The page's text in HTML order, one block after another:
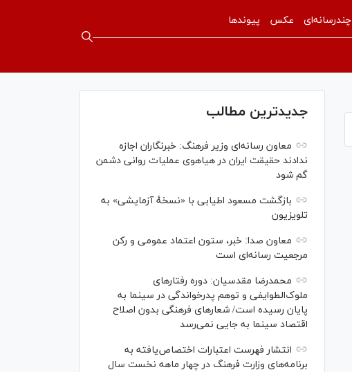
چندرسانه‌ای عکس پیوندها
جدیدترین مطالب
معاون رسانه‌ای وزیر فرهنگ: خبرنگاران اجازه
ندادند حقیقت ایران در هیاهوی عملیات روانی دشمن
گم شود
بازگشت مسعود اطیابی با «نسخهٔ آزمایشی» به
تلویزیون
معاون صدا: خبر، ستون اعتماد عمومی و رکن
مرجعیت رسانه‌ای است
محمدرضا مقدسیان: دوره رفتارهای
ملوک‌الطوایفی و توهم پدرخواندگی در سینما به
پایان رسیده است/ شعارهای فرهنگی بدون اصلاح
اقتصاد سینما به جایی نمی‌رسد
انتشار فهرست اعتبارات اختصاص‌یافته به
برنامه‌های وزارت فرهنگ در چهار ماهه نخست سال